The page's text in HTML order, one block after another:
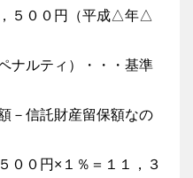
５００円（平成△年△
ナルティ）・・・基準
－信託財産留保額なの
００円×１％＝１１，３